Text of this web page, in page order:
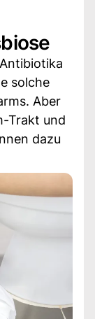
solche
Aber
Trakt und
dazu